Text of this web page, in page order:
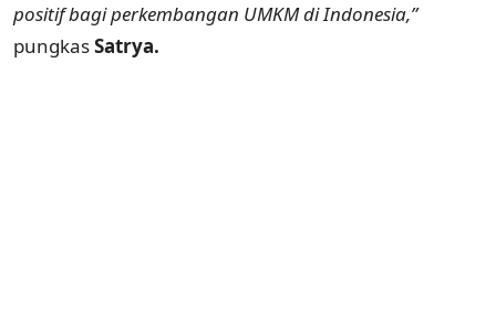
positif bagi perkembangan UMKM di Indonesia,”
pungkasSatrya.